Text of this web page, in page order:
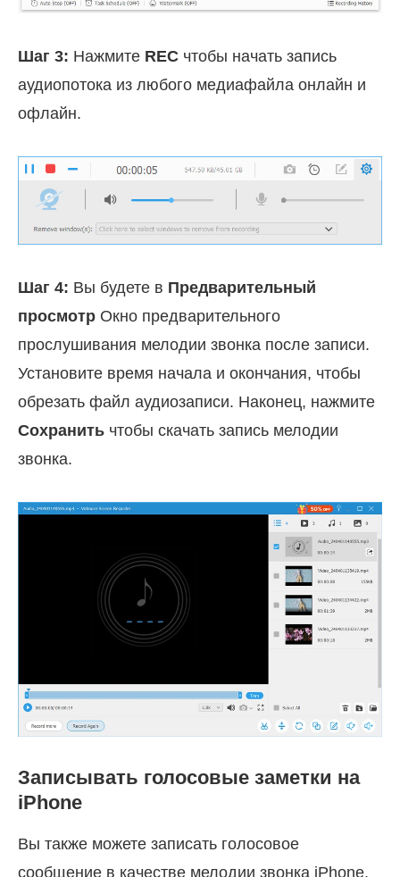
Шаг 3: Нажмите REC чтобы начать запись
аудиопотока из любого медиафайла онлайн и
офлайн.
Шаг 4: Вы будете в Предварительный
просмотр Окно предварительного
прослушивания мелодии звонка после записи.
Установите время начала и окончания, чтобы
обрезать файл аудиозаписи. Наконец, нажмите
Сохранить чтобы скачать запись мелодии
звонка.
Записывать голосовые заметки на
iPhone
Вы также можете записать голосовое
сообщение в качестве мелодии звонка iPhone.